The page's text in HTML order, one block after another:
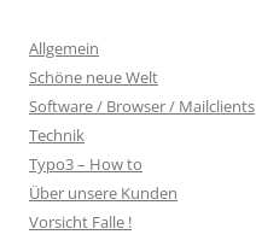
Allgemein
Schöne neue Welt
Software / Browser / Mailclients
Technik
Typo3 – How to
Über unsere Kunden
Vorsicht Falle !